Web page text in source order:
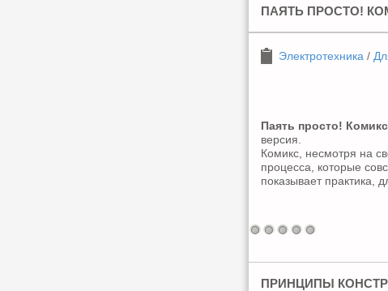
ПАЯТЬ ПРОСТО!
Электротехника /
Паять просто!
версия.
Комикс, несмотря на
процесса, которые
показывает практика,
ПРИНЦИПЫ